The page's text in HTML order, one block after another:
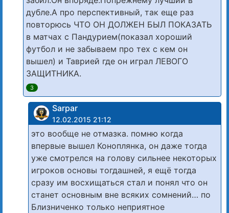
дубле.А про перспективный, так еще раз
повторюсь ЧТО ОН ДОЛЖЕН БЫЛ ПОКАЗАТЬ
в матчах с Пандурием(показал хороший
футбол и не забываем про тех с кем он
вышел) и Таврией где он играл ЛЕВОГО
ЗАЩИТНИКА.
3
Sarpar
12.02.2015 21:12
это вообще не отмазка. помню когда
впервые вышел Коноплянка, он даже тогда
уже смотрелся на голову сильнее некоторых
игроков основы тогдашней, я ещё тогда
сразу им восхищаться стал и понял что он
станет основным вне всяких сомнений… по
Близниченко только неприятное